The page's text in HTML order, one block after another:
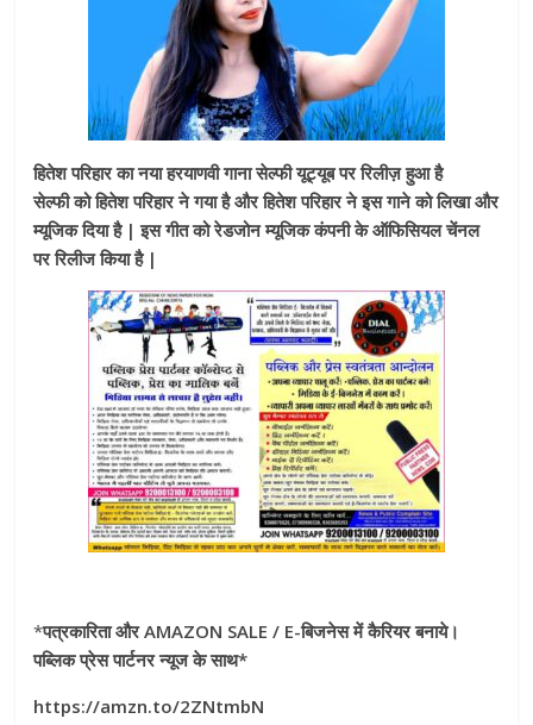
हितेश परिहार का नया हरयाणवी गाना सेल्फी यूट्यूब पर रिलीज़ हुआ है
सेल्फी को हितेश परिहार ने गया है और हितेश परिहार ने इस गाने को लिखा और
म्यूजिक दिया है | इस गीत को रेडजोन म्यूजिक कंपनी के ऑफिसियल चेंनल
पर रिलीज किया है |
*पत्रकारिता और AMAZON SALE / E-बिजनेस में कैरियर बनाये।
पब्लिक प्रेस पार्टनर न्यूज के साथ*
https://amzn.to/2ZNtmbN